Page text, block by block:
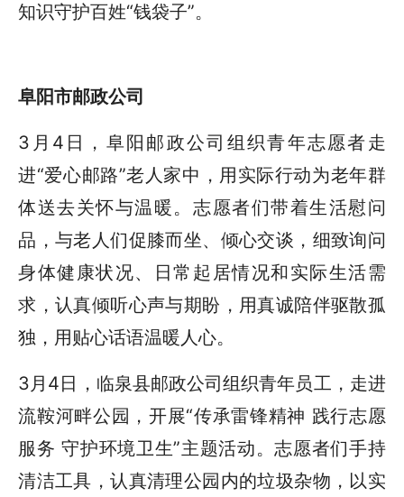
知识守护百姓“钱袋子”。
阜阳市邮政公司
3月4日，阜阳邮政公司组织青年志愿者走
进“爱心邮路”老人家中，用实际行动为老年群
体送去关怀与温暖。志愿者们带着生活慰问
品，与老人们促膝而坐、倾心交谈，细致询问
身体健康状况、日常起居情况和实际生活需
求，认真倾听心声与期盼，用真诚陪伴驱散孤
独，用贴心话语温暖人心。
3月4日，临泉县邮政公司组织青年员工，走进
流鞍河畔公园，开展“传承雷锋精神 践行志愿
服务 守护环境卫生”主题活动。志愿者们手持
清洁工具，认真清理公园内的垃圾杂物，以实